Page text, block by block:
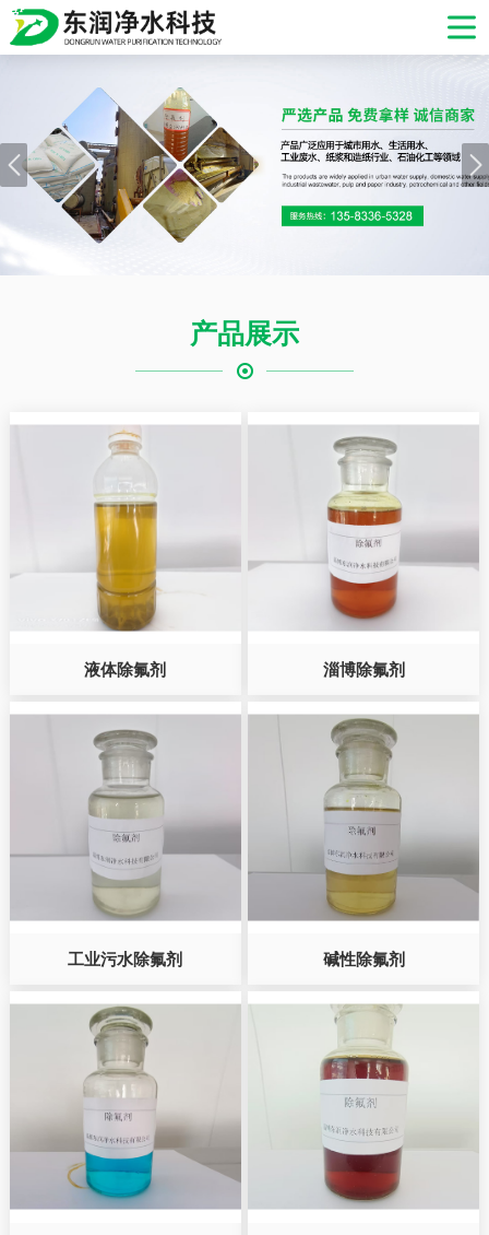
网站首页
产品中心
生产现场
关于我们
联系我们
产品展示
液体除氟剂 淄博除氟剂
工业污水除氟剂 碱性除氟剂